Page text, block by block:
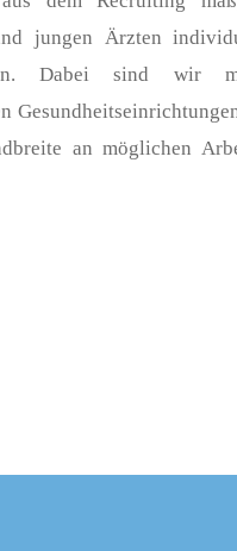
jungen Ärzten
Dabei sind wir
an möglichen